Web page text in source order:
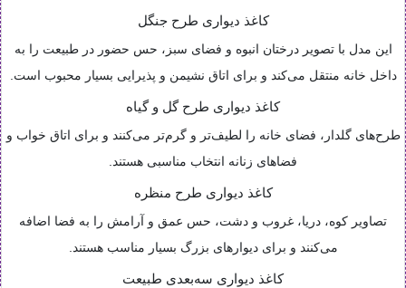
کاغذ دیواری طرح جنگل
این مدل با تصویر درختان انبوه و فضای سبز، حس حضور در طبیعت را به
داخل خانه منتقل می‌کند و برای اتاق نشیمن و پذیرایی بسیار محبوب است.
کاغذ دیواری طرح گل و گیاه
طرح‌های گلدار، فضای خانه را لطیف‌تر و گرم‌تر می‌کنند و برای اتاق خواب و
فضاهای زنانه انتخاب مناسبی هستند.
کاغذ دیواری طرح منظره
تصاویر کوه، دریا، غروب و دشت، حس عمق و آرامش را به فضا اضافه
می‌کنند و برای دیوارهای بزرگ بسیار مناسب هستند.
کاغذ دیواری سه‌بعدی طبیعت